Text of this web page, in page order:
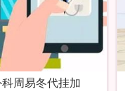
周易冬代挂加